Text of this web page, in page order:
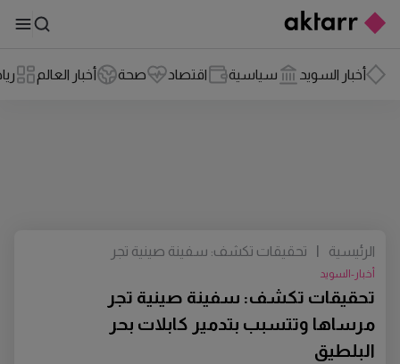
أخبار السويد سياسية اقتصاد صحة أخبار العالم
تحقيقات تكشف: سفينة صينية تجر
مرساها وتتسبب بتدمير كابلات بحر
البلطيق
أخبار-السويد
الرئيسية
تحقيقات تكشف: سفينة صينية تجر
البلطيق